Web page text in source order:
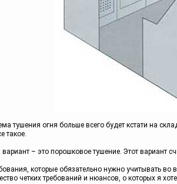
тушения огня больше всего будет кстати на
такое.
– это порошковое тушение. Этот вариант
которые обязательно нужно учитывать
четких требований и нюансов, о которых я